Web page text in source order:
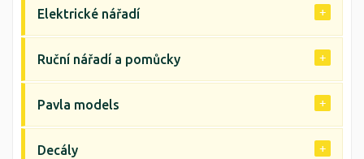
Elektrické nářadí
Ruční nářadí a pomůcky
Pavla models
Decály